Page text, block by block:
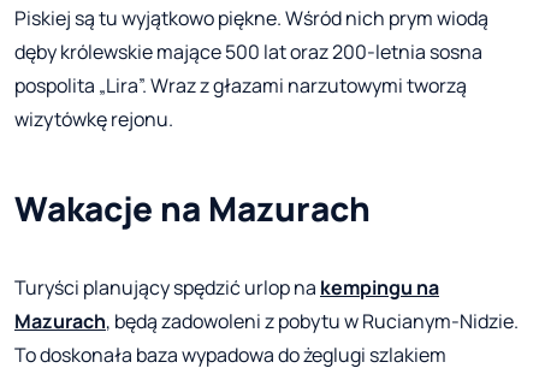
Piskiej są tu wyjątkowo piękne. Wśród nich prym wiodą
dęby królewskie mające 500 lat oraz 200-letnia sosna
pospolita „Lira”. Wraz z głazami narzutowymi tworzą
wizytówkę rejonu.
Wakacje na Mazurach
Turyści planujący spędzić urlop na kempingu na
Mazurach, będą zadowoleni z pobytu w Rucianym-Nidzie.
To doskonała baza wypadowa do żeglugi szlakiem